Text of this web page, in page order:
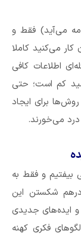
می‌آید) فقط و
می‌کنید کاملا
اطلاعات کافی
کم است؛ حتی
برای ایجاد
می‌خورند.
بیفتیم و فقط به
شکستن این
و ایده‌های جدیدی
فکری کهنه